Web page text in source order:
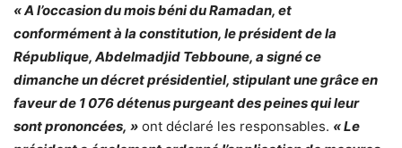
« A l’occasion du mois béni du Ramadan, et
conformément à la constitution, le président de la
République, Abdelmadjid Tebboune, a signé ce
dimanche un décret présidentiel, stipulant une grâce en
faveur de 1 076 détenus purgeant des peines qui leur
sont prononcées, » ont déclaré les responsables. «Le